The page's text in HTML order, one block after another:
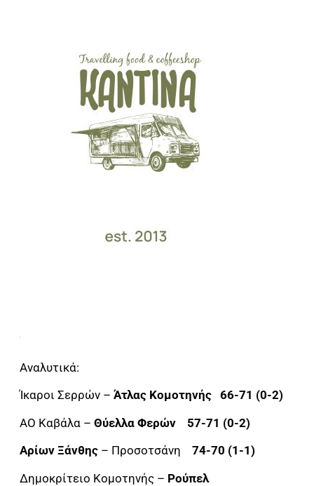
Αναλυτικά:
Ίκαροι Σερρών – Άτλας Κομοτηνής 66-71 (0-2)
ΑΟ Καβάλα – Θύελλα Φερών 57-71 (0-2)
Αρίων Ξάνθης – Προσοτσάνη
74-70 (1-1)
Δημοκρίτειο Κομοτηνής – Ρούπελ